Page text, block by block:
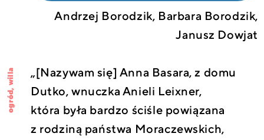
Andrzej Borodzik, Barbara Borodzik,
Janusz Dowjat
„[Nazywam się] Anna Basara, z domu
Dutko, wnuczka Anieli Leixner,
która była bardzo ściśle powiązana
z rodziną państwa Moraczewskich,
ogród
,
willa